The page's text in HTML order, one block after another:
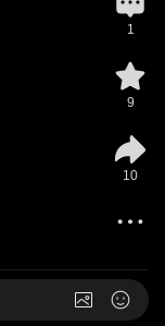
1
9
10